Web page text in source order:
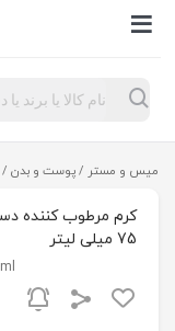
Products
search
میس و مستر /پوست و بدن /
کرم مرطوب کننده
75 میلی لیتر